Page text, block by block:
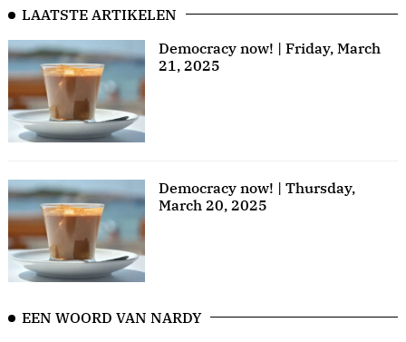
LAATSTE ARTIKELEN
Democracy now! | Friday, March
21, 2025
Democracy now! | Thursday,
March 20, 2025
EEN WOORD VAN NARDY